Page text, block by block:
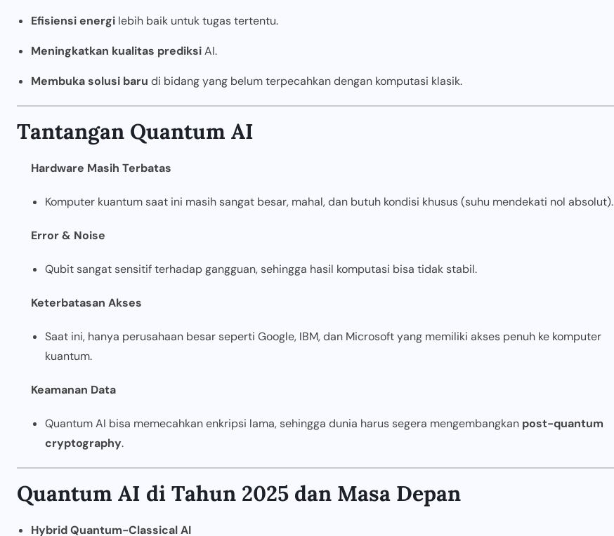
Efisiensi energi lebih baik untuk tugas tertentu.
Meningkatkan kualitas prediksiAI.
Membuka solusi baru di bidang yang belum terpecahkan dengan komputasi klasik.
Tantangan Quantum AI
Hardware Masih Terbatas
Komputer kuantum saat ini masih sangat besar, mahal, dan butuh kondisi khusus (suhu mendekati nol absolut).
Error & Noise
Qubit sangat sensitif terhadap gangguan, sehingga hasil komputasi bisa tidak stabil.
Keterbatasan Akses
Saat ini, hanya perusahaan besar seperti Google, IBM, dan Microsoft yang memiliki akses penuh ke komputer
kuantum.
Keamanan Data
Quantum AI bisa memecahkan enkripsi lama, sehingga dunia harus segera mengembangkan post-quantum
cryptography.
Quantum AI di Tahun 2025 dan Masa Depan
Hybrid Quantum-Classical AI